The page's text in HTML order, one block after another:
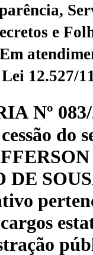
e
Em
12.527/
Nº
do